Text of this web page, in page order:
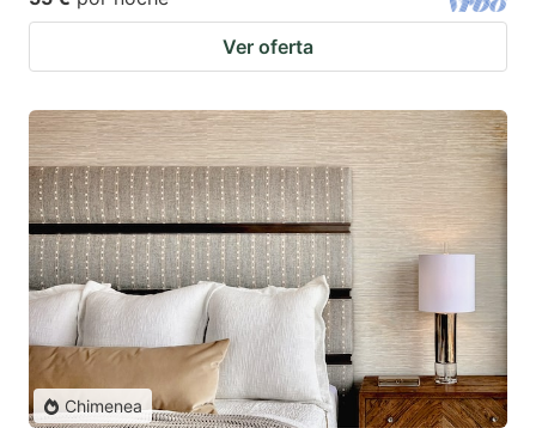
Ver oferta
Chimenea